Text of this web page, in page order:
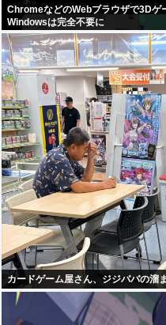
ChromeなどのWebブラウザで3Dゲ
Windowsは完全不要に
カードゲーム屋さん、ジジババの溜